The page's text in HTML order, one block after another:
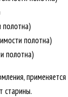
применяется
старины.